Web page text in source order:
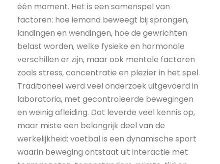
één moment. Het is een samenspel van
factoren: hoe iemand beweegt bij sprongen,
landingen en wendingen, hoe de gewrichten
belast worden, welke fysieke en hormonale
verschillen er zijn, maar ook mentale factoren
zoals stress, concentratie en plezier in het spel.
Traditioneel werd veel onderzoek uitgevoerd in
laboratoria, met gecontroleerde bewegingen
en weinig afleiding. Dat leverde veel kennis op,
maar miste een belangrijk deel van de
werkelijkheid: voetbal is een dynamische sport
waarin beweging ontstaat uit interactie met